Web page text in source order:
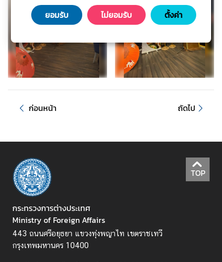
ข้
อ
ท
ไ
ท
ย
กั
บ
อ
ก่อนหน้า ถัดไป
TOP
กระทรวงการต่างประเทศ
Ministry of Foreign Affairs
443 ถนนศรีอยุธยา แขวงทุ่งพญาไท เขตราชเทวี
กรุงเทพมหานคร 10400
ยอมรับ ไม่ยอมรับ ตั้งค่า